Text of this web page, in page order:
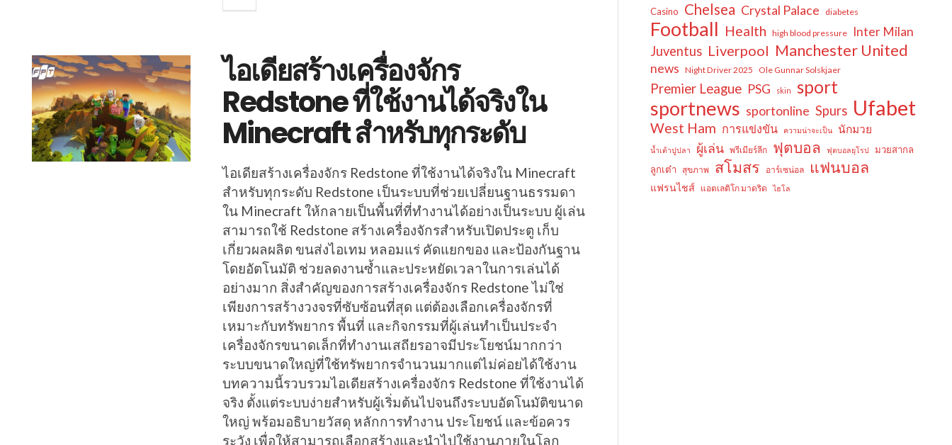
ไอเดียสร้างเครื่องจักร
Redstone ที่ใช้งานได้จริงใน
Minecraft สำหรับทุกระดับ
ไอเดียสร้างเครื่องจักร Redstone ที่ใช้งานได้จริงใน Minecraft
สำหรับทุกระดับ Redstone เป็นระบบที่ช่วยเปลี่ยนฐานธรรมดา
ใน Minecraft ให้กลายเป็นพื้นที่ที่ทำงานได้อย่างเป็นระบบ ผู้เล่น
สามารถใช้ Redstone สร้างเครื่องจักรสำหรับเปิดประตู เก็บ
เกี่ยวผลผลิต ขนส่งไอเทม หลอมแร่ คัดแยกของ และป้องกันฐาน
โดยอัตโนมัติ ช่วยลดงานซ้ำและประหยัดเวลาในการเล่นได้
อย่างมาก สิ่งสำคัญของการสร้างเครื่องจักร Redstone ไม่ใช่
เพียงการสร้างวงจรที่ซับซ้อนที่สุด แต่ต้องเลือกเครื่องจักรที่
เหมาะกับทรัพยากร พื้นที่ และกิจกรรมที่ผู้เล่นทำเป็นประจำ
เครื่องจักรขนาดเล็กที่ทำงานเสถียรอาจมีประโยชน์มากกว่า
ระบบขนาดใหญ่ที่ใช้ทรัพยากรจำนวนมากแต่ไม่ค่อยได้ใช้งาน
บทความนี้รวบรวมไอเดียสร้างเครื่องจักร Redstone ที่ใช้งานได้
จริง ตั้งแต่ระบบง่ายสำหรับผู้เริ่มต้นไปจนถึงระบบอัตโนมัติขนาด
ใหญ่ พร้อมอธิบายวัสดุ หลักการทำงาน ประโยชน์ และข้อควร
ระวัง เพื่อให้สามารถเลือกสร้างและนำไปใช้งานภายในโลก
Casino Chelsea Crystal Palace diabetes
Football Health high blood pressure Inter Milan
Juventus Liverpool Manchester United
news Night Driver 2025 Ole Gunnar Solskjaer
Premier League PSG skin sport
sportnews sportonline Spurs Ufabet
West Ham การแข่งขัน ความน่าจะเป็น นักมวย
น้ำเต้าปูปลา ผู้เล่น พรีเมียร์ลีก ฟุตบอล ฟุตบอลยุโรป
มวยสากล
ลูกเต๋า
สุขภาพ สโมสร อาร์เซน่อล แฟนบอล
แฟรนไชส์ แอตเลติโก มาดริด ไฮโล